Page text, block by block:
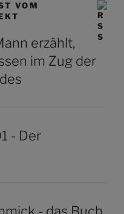
VOM
erzählt,
im Zug der
- Der